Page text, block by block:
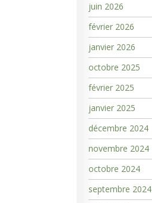
juin 2026
février 2026
janvier 2026
octobre 2025
février 2025
janvier 2025
décembre 2024
novembre 2024
octobre 2024
septembre 2024